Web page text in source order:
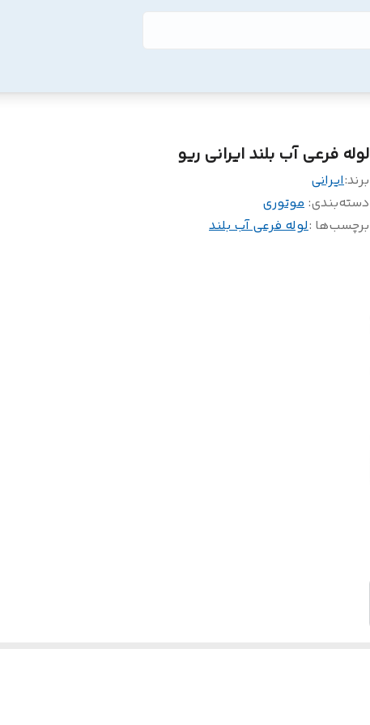
لوله فرعی آب بلند ایرانی ریو
برند:ایرانی
دسته‌بندی: موتوری
برچسب‌ها :لوله فرعی آب بلند